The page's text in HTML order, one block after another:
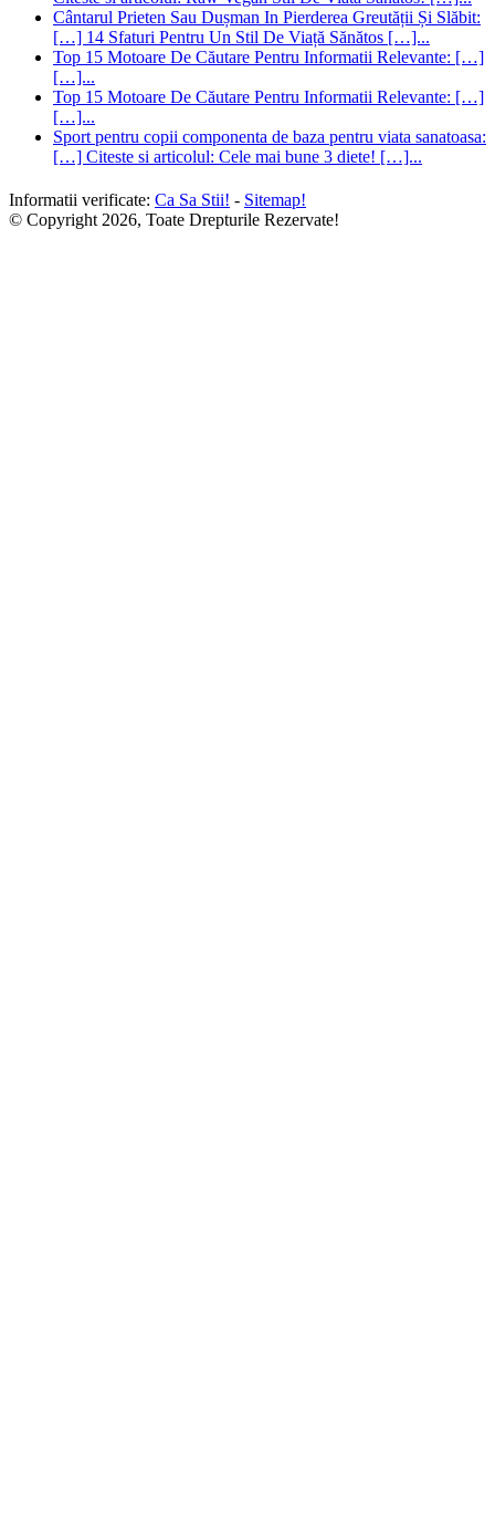
Cântarul Prieten Sau Dușman In Pierderea Greutății Și Slăbit:
[…] 14 Sfaturi Pentru Un Stil De Viață Sănătos […]...
Top 15 Motoare De Căutare Pentru Informatii Relevante: […]
[…]...
Top 15 Motoare De Căutare Pentru Informatii Relevante: […]
[…]...
Sport pentru copii componenta de baza pentru viata sanatoasa:
[…] Citeste si articolul: Cele mai bune 3 diete! […]...
Informatii verificate: Ca Sa Stii! - Sitemap!
© Copyright 2026, Toate Drepturile Rezervate!